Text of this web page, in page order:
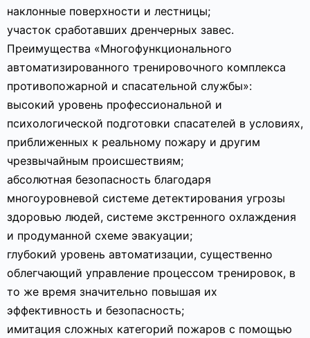
наклонные поверхности и лестницы;
участок сработавших дренчерных завес.
Преимущества «Многофункционального
автоматизированного тренировочного комплекса
противопожарной и спасательной службы»:
высокий уровень профессиональной и
психологической подготовки спасателей в условиях,
приближенных к реальному пожару и другим
чрезвычайным происшествиям;
абсолютная безопасность благодаря
многоуровневой системе детектирования угрозы
здоровью людей, системе экстренного охлаждения
и продуманной схеме эвакуации;
глубокий уровень автоматизации, существенно
облегчающий управление процессом тренировок, в
то же время значительно повышая их
эффективность и безопасность;
имитация сложных категорий пожаров с помощью